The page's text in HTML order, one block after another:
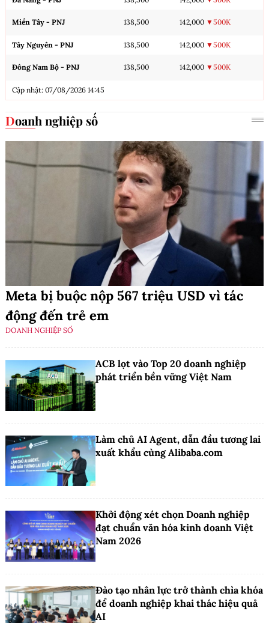
Miền Tây - PNJ 138,500 142,000 ▼500K
Tây Nguyên - PNJ 138,500 142,000 ▼500K
Đông Nam Bộ - PNJ 138,500 142,000 ▼500K
Cập nhật: 07/08/2026 14:45
Doanh nghiệp số
Meta bị buộc nộp 567 triệu USD vì tác
động đến trẻ em
DOANH NGHIỆP SỐ
ACB lọt vào Top 20 doanh nghiệp
phát triển bền vững Việt Nam
Làm chủ AI Agent, dẫn đầu tương lai
xuất khẩu cùng Alibaba.com
Khởi động xét chọn Doanh nghiệp
đạt chuẩn văn hóa kinh doanh Việt
Nam 2026
Đào tạo nhân lực trở thành chìa khóa
để doanh nghiệp khai thác hiệu quả
AI